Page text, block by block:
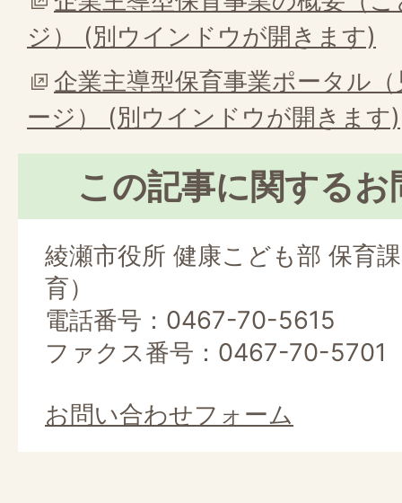
ジ） (別ウインドウが開きます)
企業主導型保育事業ポータル
ージ） (別ウインドウが開きます)
この記事に関する
綾瀬市役所 健康こども部 保育
育）
電話番号：0467-70-5615
ファクス番号：0467-70-5701
お問い合わせフォーム